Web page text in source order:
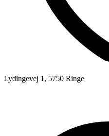
Lydingevej 1, 5750 Ringe